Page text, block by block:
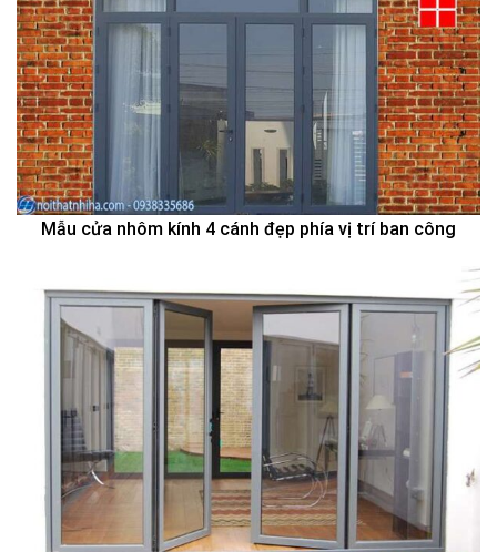
Mẫu cửa nhôm kính 4 cánh đẹp phía vị trí ban công